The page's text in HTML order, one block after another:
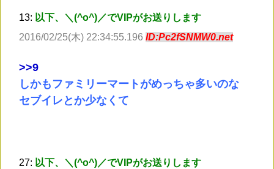
13: 以下、＼(^o^)／でVIPがお送りします
2016/02/25(木) 22:34:55.196 ID:Pc2fSNMW0.net
>>9
しかもファミリーマートがめっちゃ多いのな
セブイレとか少なくて
27: 以下、＼(^o^)／でVIPがお送りします